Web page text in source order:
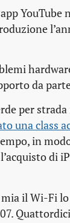
YouTube
da
per
una class
in
di
il Wi-Fi